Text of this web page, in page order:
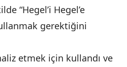
“Hegel’i Hegel’e
gerektiğini
etmek için kullandı ve